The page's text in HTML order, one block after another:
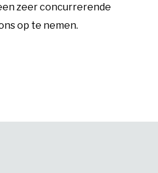
zeer concurrerende
op te nemen.